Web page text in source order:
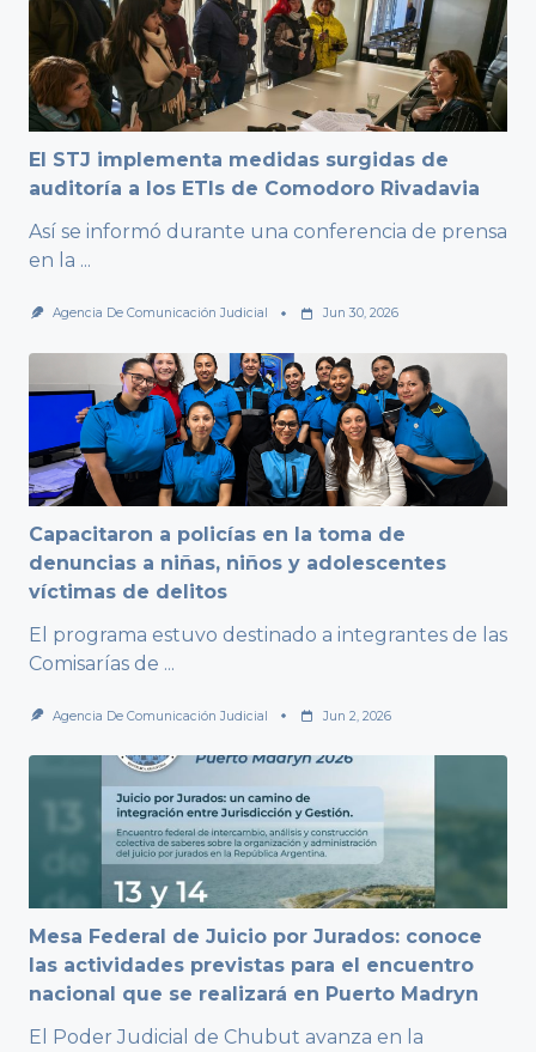
El STJ implementa medidas surgidas de
auditoría a los ETIs de Comodoro Rivadavia
Así se informó durante una conferencia de prensa
en la ...
Agencia De Comunicación Judicial Jun 30, 2026
Capacitaron a policías en la toma de
denuncias a niñas, niños y adolescentes
víctimas de delitos
El programa estuvo destinado a integrantes de las
Comisarías de ...
Agencia De Comunicación Judicial Jun 2, 2026
Mesa Federal de Juicio por Jurados: conoce
las actividades previstas para el encuentro
nacional que se realizará en Puerto Madryn
El Poder Judicial de Chubut avanza en la